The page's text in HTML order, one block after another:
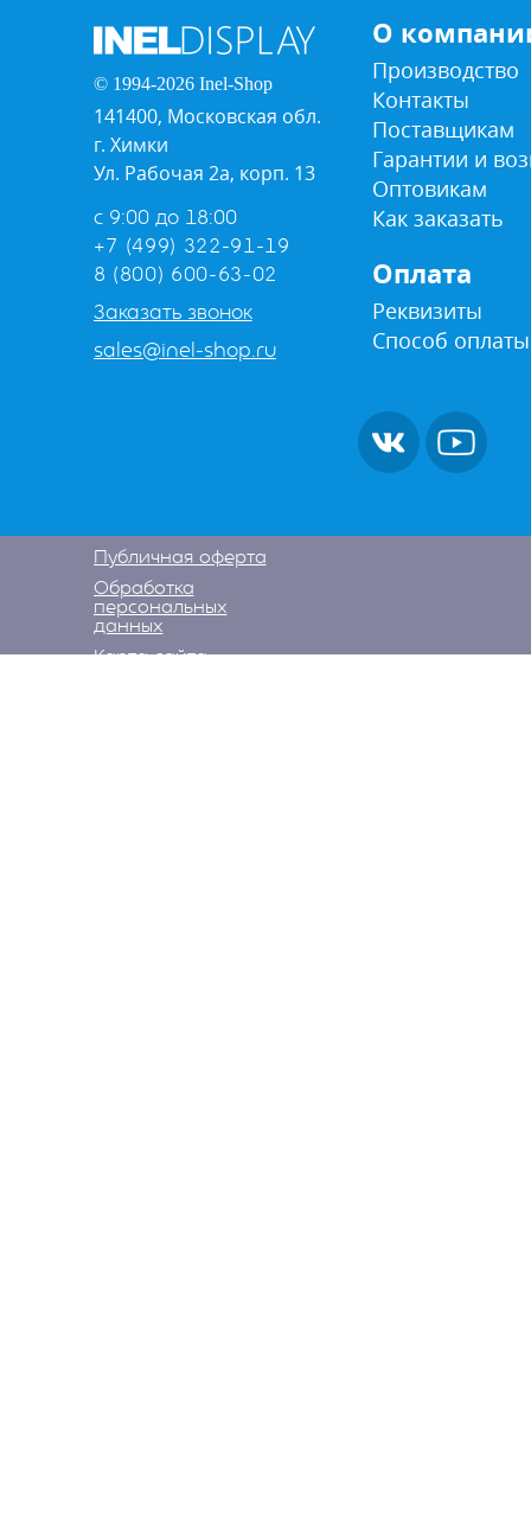
© 1994-2026 Inel-Shop
141400, Московская обл.
г. Химки
Ул. Рабочая 2а, корп. 13
с 9:00 до 18:00
+7 (499) 322-91-19
8 (800) 600-63-02
Заказать звонок
sales@inel-shop.ru
О
Производство
Контакты
Поставщикам
Гарантии и
Оптовикам
Как заказать
Оплата
Реквизиты
Способ оплаты
Публичная оферта
Обработка
персональных
данных
Карта сайта